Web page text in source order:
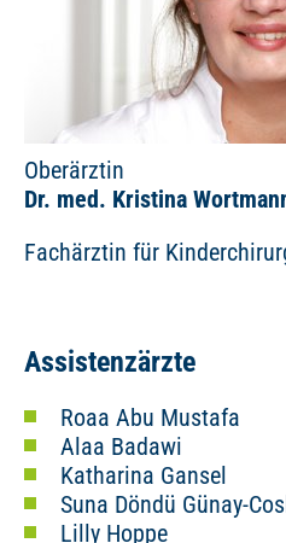
Oberärztin
Dr. med. Kristina
Fachärztin für
Assistenzärzte
Roaa Abu Mustafa
Alaa Badawi
Katharina Gansel
Suna Döndü Günay-
Lilly Hoppe